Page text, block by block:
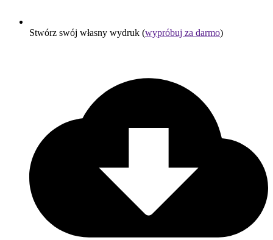
Stwórz swój własny wydruk (wypróbuj za darmo)